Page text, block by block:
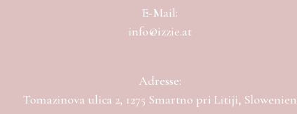
E-Mail:
info@izzie.at
Adresse:
Tomazinova ulica 2, 1275 Smartno pri Litiji, Slowenien